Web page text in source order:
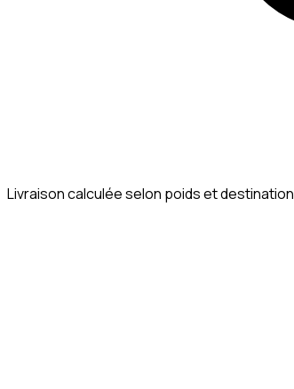
Livraison calculée selon poids et destination